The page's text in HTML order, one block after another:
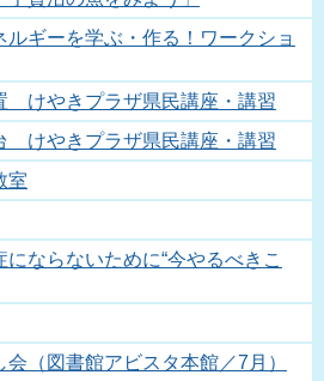
ギーを学ぶ・作る！ワークショ
けやきプラザ県民講座・講習
けやきプラザ県民講座・講習
室
ならないために“今やるべきこ
（図書館アビスタ本館／7月）